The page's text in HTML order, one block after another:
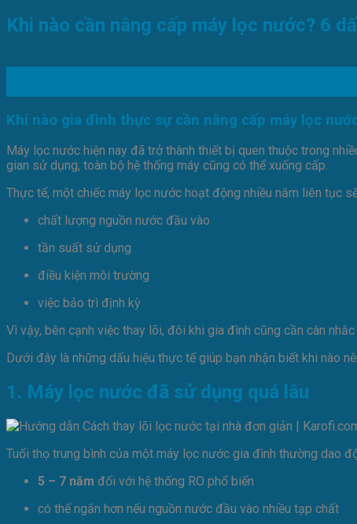
Khi nào cần nâng cấp máy lọc nước? 6
Khi nào gia đình thực sự cần nâng cấp máy lọc
Máy lọc nước hiện nay đã trở thành thiết bị quen thuộc trong
gian sử dụng, toàn bộ hệ thống máy cũng có thể xuống cấp.
Thực tế, một chiếc máy lọc nước hoạt động nhiều năm liên tục
chất lượng nguồn nước đầu vào
tần suất sử dụng
điều kiện môi trường
việc bảo trì định kỳ
Vì vậy, bên cạnh việc thay lõi, đôi khi gia đình cũng cần cân nhắc
Dưới đây là những dấu hiệu thực tế giúp bạn nhận biết khi nào
1. Máy lọc nước đã sử dụng quá lâu
Tuổi thọ trung bình của một máy lọc nước gia đình thường dao
5 – 7 năm đối với hệ thống RO phổ biến
có thể ngắn hơn nếu nguồn nước đầu vào nhiều tạp chất